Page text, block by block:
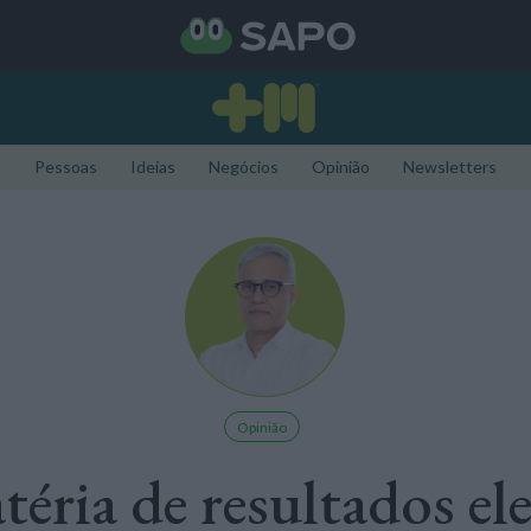
Pessoas Ideias Negócios Opinião Newsletters
Opinião
de resultados